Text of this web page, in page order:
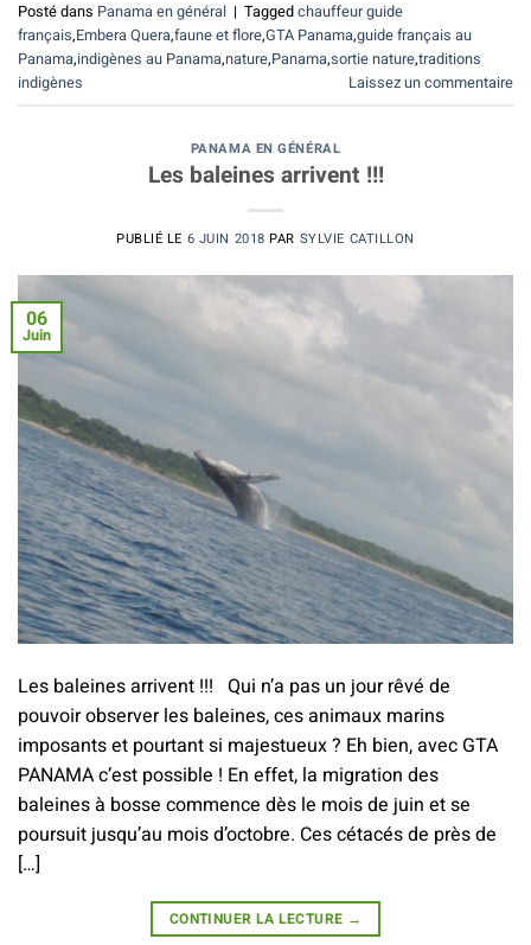
Posté dans Panama en général | Taggedchauffeur guide
français,Embera Quera,faune et flore,GTA Panama,guide français au
Panama,indigènes au Panama,nature,Panama,sortie nature,traditions
indigènes
Laissez un commentaire
PANAMA EN GÉNÉRAL
Les baleines arrivent !!!
PUBLIÉ LE 6 JUIN 2018 PAR SYLVIE CATILLON
06
Juin
Les baleines arrivent !!! Qui n’a pas un jour rêvé de
pouvoir observer les baleines, ces animaux marins
imposants et pourtant si majestueux ? Eh bien, avec GTA
PANAMA c’est possible ! En effet, la migration des
baleines à bosse commence dès le mois de juin et se
poursuit jusqu’au mois d’octobre. Ces cétacés de près de
[…]
CONTINUER LA LECTURE →